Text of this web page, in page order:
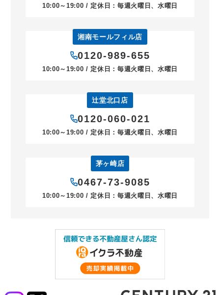
10:00～19:00 / 定休日：毎週火曜日、水曜日
湘南モールフィル店
0120-989-655
10:00～19:00 / 定休日：毎週火曜日、水曜日
辻堂北口店
0120-060-021
10:00～19:00 / 定休日：毎週火曜日、水曜日
茅ヶ崎店
0467-73-9085
10:00～19:00 / 定休日：毎週火曜日、水曜日